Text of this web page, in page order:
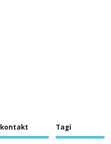
kontakt Tagi